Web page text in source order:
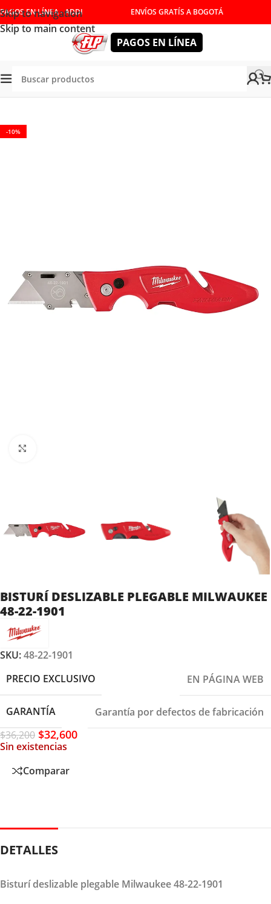
Skip to navigation
Skip to main content
PAGOS EN LÍNEA - ADDI ENVÍOS GRATÍS A BOGOTÁ
PAGOS EN LÍNEA
Tienda/HERRAMIENTAS MANUALES CORTE Y DESBASTE
-10%
BISTURÍ DESLIZABLE PLEGABLE MILWAUKEE
48-22-1901
SKU:48-22-1901
PRECIO EXCLUSIVO
EN PÁGINA WEB
GARANTÍA
Garantía por defectos de fabricación
$36,200 $32,600
Sin existencias
Comparar
DETALLES
Bisturí deslizable plegable Milwaukee 48-22-1901